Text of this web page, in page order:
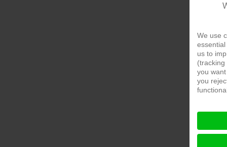
We use
us to
you
you